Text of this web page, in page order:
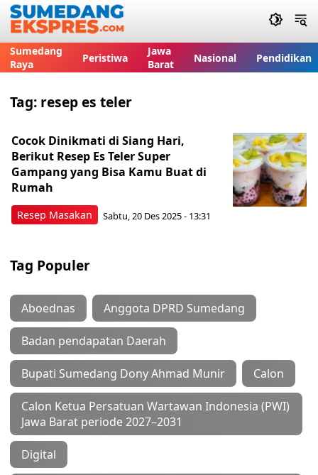
Sumedang
Raya
Peristiwa
Jawa
Barat
Nasional Pendidikan
Tag: resep es teler
Resep Masakan
Cocok Dinikmati di Siang Hari,
Berikut Resep Es Teler Super
Gampang yang Bisa Kamu Buat di
Rumah
Sabtu, 20 Des 2025 - 13:31
Tag Populer
Aboednas Anggota DPRD Sumedang
Badan pendapatan Daerah
Bupati Sumedang Dony Ahmad Munir Calon
Calon Ketua Persatuan Wartawan Indonesia (PWI)
Jawa Barat periode 2027–2031
Digital